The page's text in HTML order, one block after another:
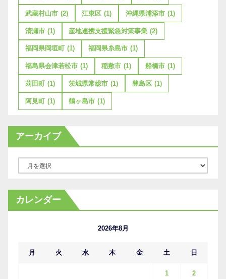
武蔵村山市 (2) 江東区 (1) 沖縄県浦添市 (1)
清瀬市 (1) 産地連携支援緊急対策事業 (2)
福岡県岡垣町 (1) 福岡県糸島市 (1)
福島県会津若松市 (1) 稲敷市 (1) 船橋市 (1)
苅田町 (1) 茨城県常総市 (1) 豊島区 (1)
阿見町 (1) 鶴ヶ島市 (1)
アーカイブ
カ
イ
カレンダー
2026年8月
月 火 水 木 金 土 日
1 2